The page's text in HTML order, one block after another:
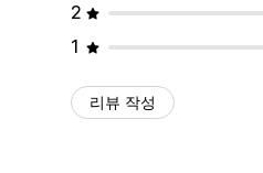
2
1
리뷰 작성